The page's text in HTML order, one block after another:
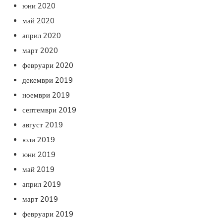
юни 2020
май 2020
април 2020
март 2020
февруари 2020
декември 2019
ноември 2019
септември 2019
август 2019
юли 2019
юни 2019
май 2019
април 2019
март 2019
февруари 2019